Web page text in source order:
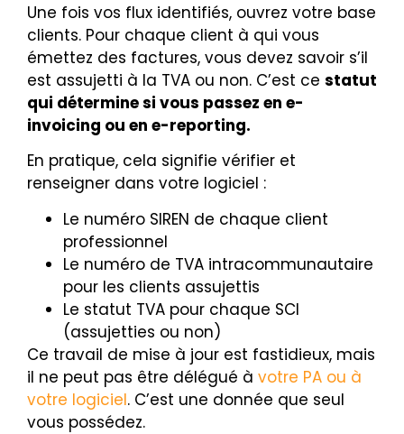
Une fois vos flux identifiés, ouvrez votre base
clients. Pour chaque client à qui vous
émettez des factures, vous devez savoir s’il
est assujetti à la TVA ou non. C’est ce statut
qui détermine si vous passez en e-
invoicing ou en e-reporting.
En pratique, cela signifie vérifier et
renseigner dans votre logiciel :
Le numéro SIREN de chaque client
professionnel
Le numéro de TVA intracommunautaire
pour les clients assujettis
Le statut TVA pour chaque SCI
(assujetties ou non)
Ce travail de mise à jour est fastidieux, mais
il ne peut pas être délégué à votre PA ou à
votre logiciel. C’est une donnée que seul
vous possédez.